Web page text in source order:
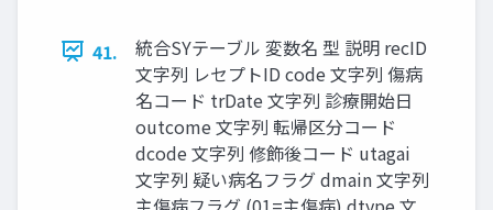
41.
統合SYテーブル 変数名 型 説明 recID
文字列 レセプトID code 文字列 傷病
名コード trDate 文字列 診療開始日
outcome 文字列 転帰区分コード
dcode 文字列 修飾後コード utagai
文字列 疑い病名フラグ dmain 文字列